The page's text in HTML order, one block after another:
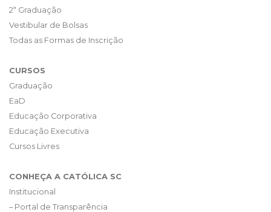
2ª Graduação
Vestibular de Bolsas
Todas as Formas de Inscrição
CURSOS
Graduação
EaD
Educação Corporativa
Educação Executiva
Cursos Livres
CONHEÇA A CATÓLICA SC
Institucional
– Portal de Transparência